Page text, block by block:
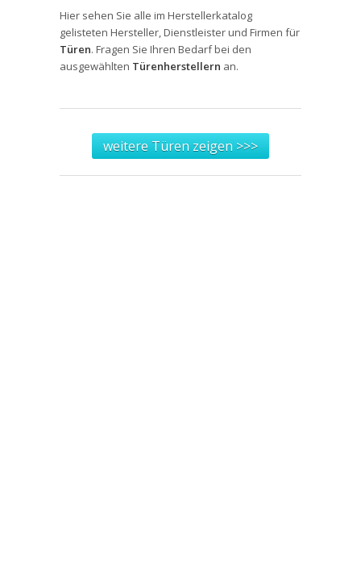
Hier sehen Sie alle im Herstellerkatalog
gelisteten Hersteller, Dienstleister und Firmen für
Türen. Fragen Sie Ihren Bedarf bei den
ausgewählten Türenherstellern an.
weitere Türen zeigen >>>